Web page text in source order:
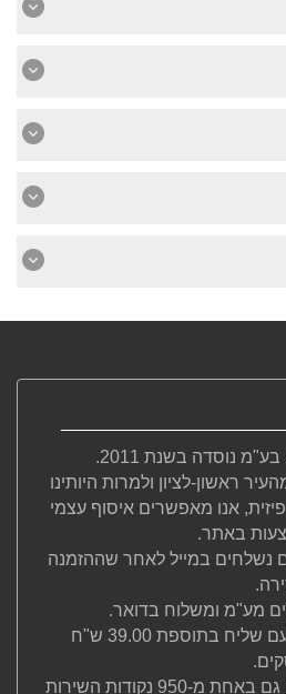
נוסדה בשנת 2011.
ראשון-לציון ולמרות היותינו
אנו מאפשרים איסוף עצמי
באתר.
נשלחים במייל לאחר שההזמנה
מע"מ ומשלוח בדואר.
ניתן לקבל משלוחים עם שליח בתוספת 39.00 ש"ח
ניתן לאסוף משלוחים גם באחת מ-950 נקודות השירות